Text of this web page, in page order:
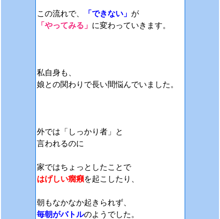
この流れで、 「できない」 が
「やってみる」 に変わっていきます。
私自身も、
娘との関わりで長い間悩んでいました。
外では「しっかり者」と
言われるのに
家ではちょっとしたことで
はげしい癇癪を起こしたり、
朝もなかなか起きられず、
毎朝がバトルのようでした。